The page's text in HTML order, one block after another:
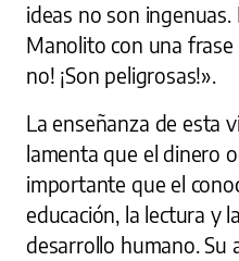
ideas no son
Manolito con una frase
no! ¡Son peligrosas!».
La enseñanza de esta
lamenta que el dinero
importante que el
educación, la lectura y
desarrollo humano. Su